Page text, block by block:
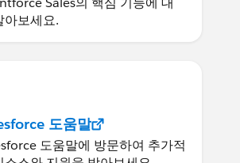
아보세요.
도움말
도움말에 방문하여 추가적